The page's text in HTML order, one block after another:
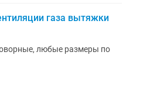
газа вытяжки
любые размеры по